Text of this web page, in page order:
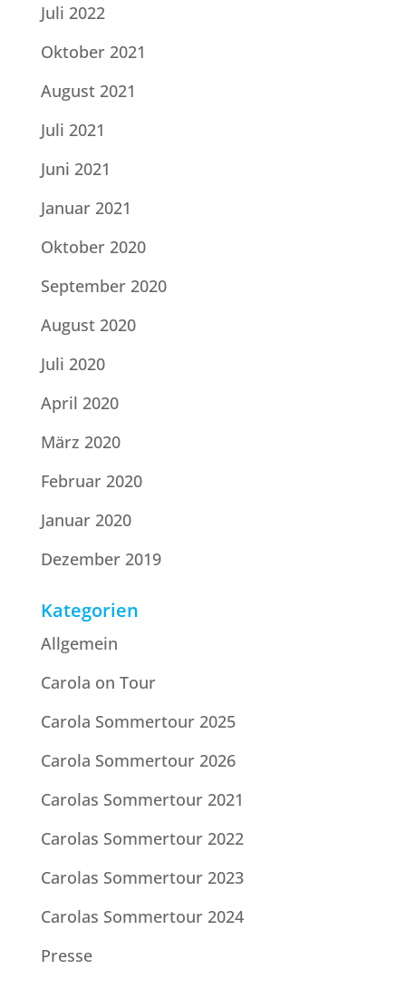
Juli 2022
Oktober 2021
August 2021
Juli 2021
Juni 2021
Januar 2021
Oktober 2020
September 2020
August 2020
Juli 2020
April 2020
März 2020
Februar 2020
Januar 2020
Dezember 2019
Kategorien
Allgemein
Carola on Tour
Carola Sommertour 2025
Carola Sommertour 2026
Carolas Sommertour 2021
Carolas Sommertour 2022
Carolas Sommertour 2023
Carolas Sommertour 2024
Presse